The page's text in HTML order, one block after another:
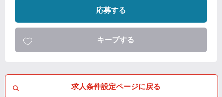
応募する
キープする
求人条件設定ページに戻る